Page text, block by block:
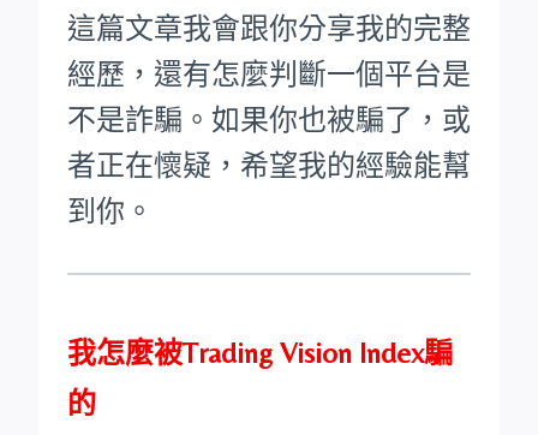
這篇文章我會跟你分享我的完整
經歷，還有怎麼判斷一個平台是
不是詐騙。如果你也被騙了，或
者正在懷疑，希望我的經驗能幫
到你。
我怎麼被Trading Vision Index騙
的